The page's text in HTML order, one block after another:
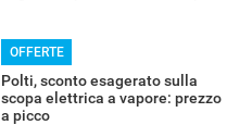
OFFERTE
Polti, sconto esagerato sulla
scopa elettrica a vapore: prezzo
a picco